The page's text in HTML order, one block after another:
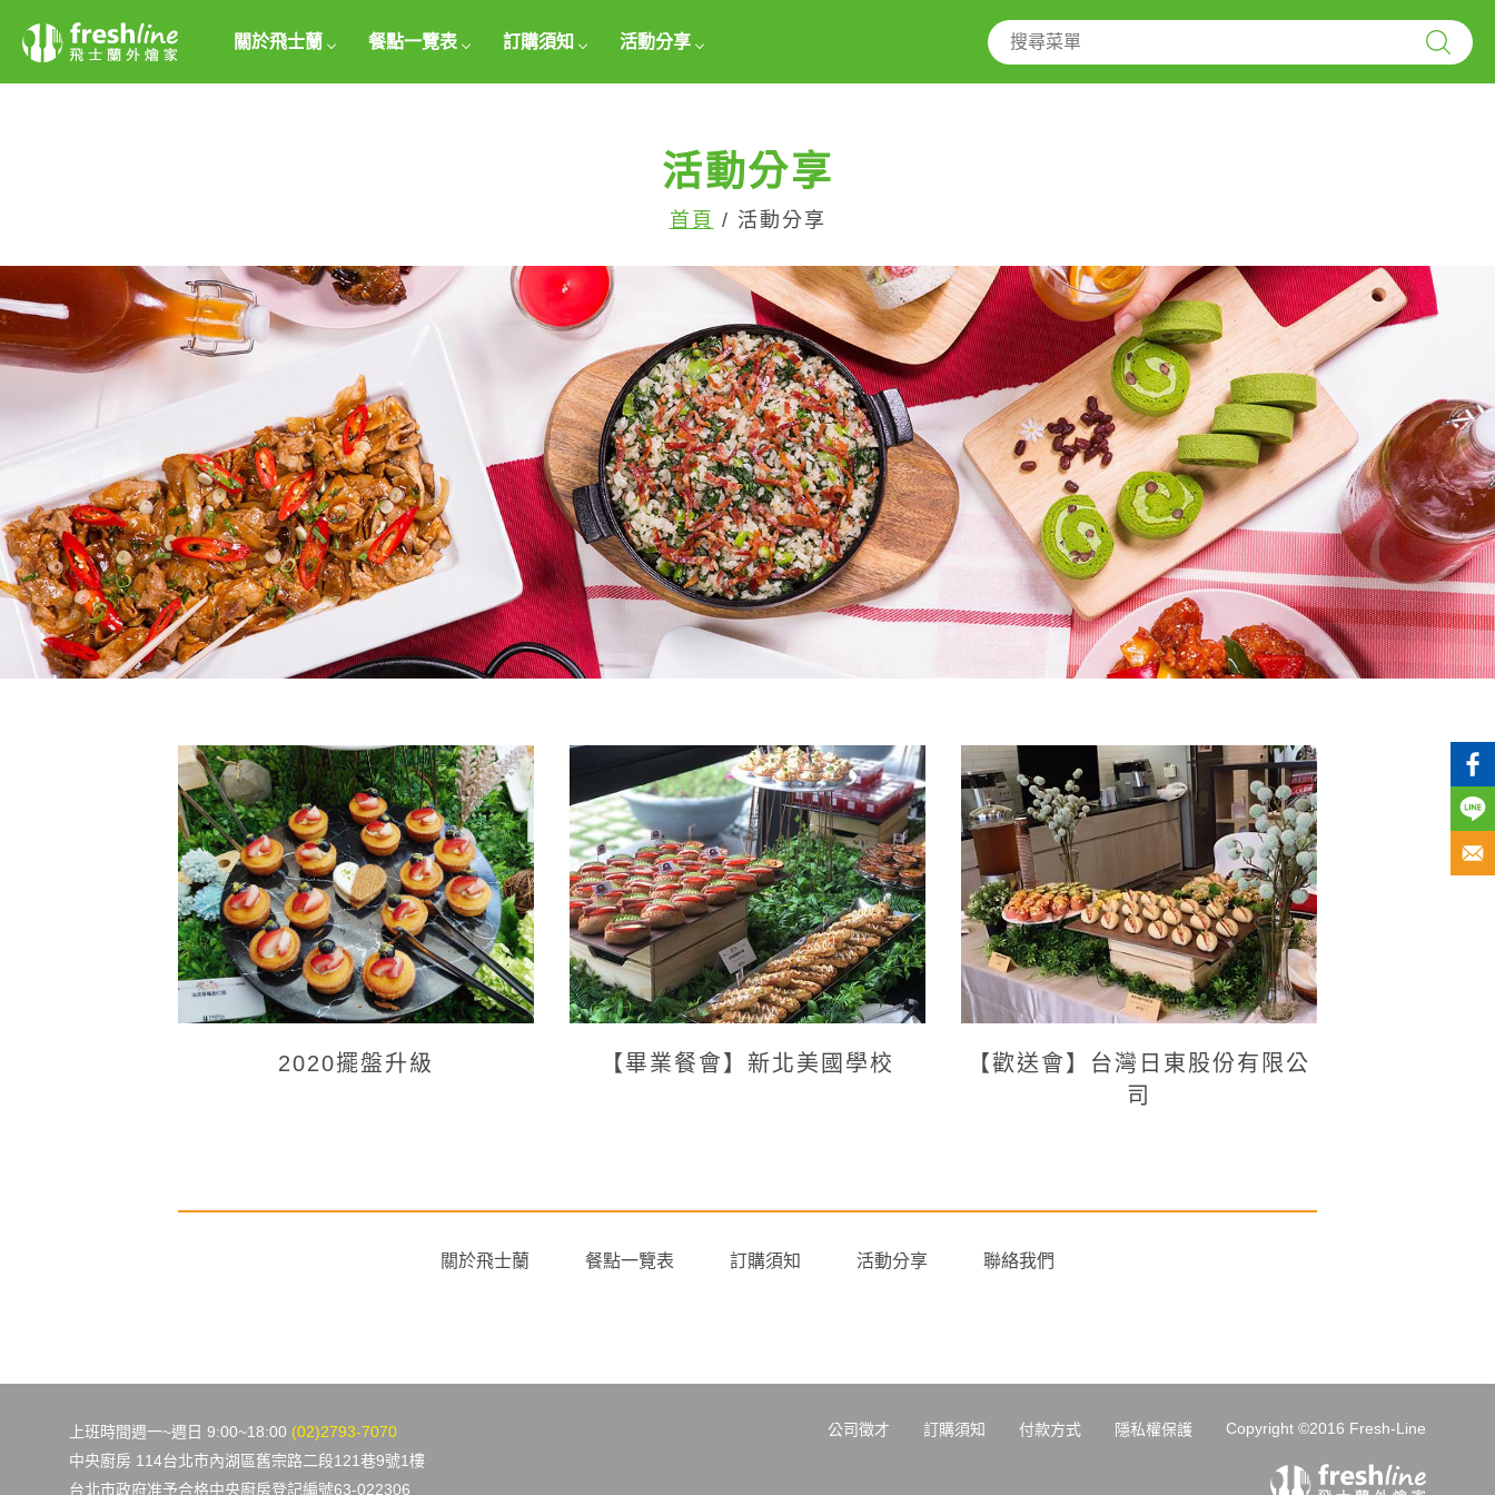
關於飛士蘭 餐點一覽表 訂購須知 活動分享
活動分享
首頁 / 活動分享
2020擺盤升級 【畢業餐會】新北美國學校
【歡送會】台灣日東股份有限公
司
關於飛士蘭 餐點一覽表 訂購須知 活動分享 聯絡我們
公司徵才 訂購須知 付款方式 隱私權保護 Copyright ©2016 Fresh-Line
上班時間週一~週日 9:00~18:00 (02)2793-7070
中央廚房 114台北市內湖區舊宗路二段121巷9號1樓
台北市政府准予合格中央廚房登記編號63-022306